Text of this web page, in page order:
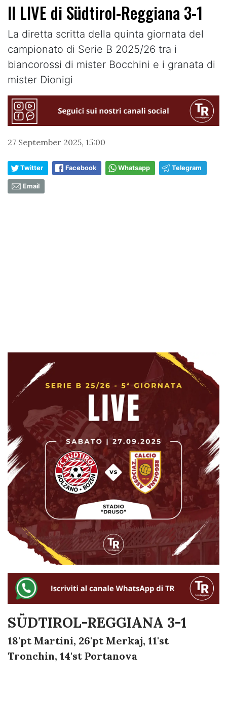
Il LIVE di Südtirol-Reggiana 3-1
La diretta scritta della quinta giornata del
campionato di Serie B 2025/26 tra i
biancorossi di mister Bocchini e i granata di
mister Dionigi
27 September 2025, 15:00
Twitter Facebook Whatsapp Telegram
Email
SÜDTIROL-REGGIANA 3-1
18'pt Martini, 26'pt Merkaj, 11'st
Tronchin, 14'st Portanova